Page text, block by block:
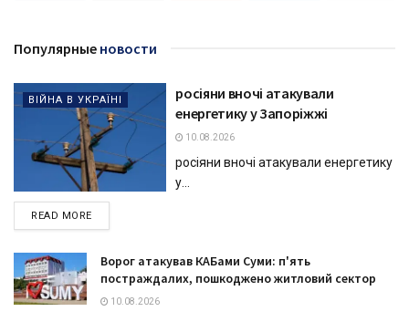
Популярные новости
ВІЙНА В УКРАЇНІ
росіяни вночі атакували
енергетику у Запоріжжі
10.08.2026
росіяни вночі атакували енергетику
у...
READ MOREDETAILS
Ворог атакував КАБами Суми: п'ять
постраждалих, пошкоджено житловий сектор
10.08.2026